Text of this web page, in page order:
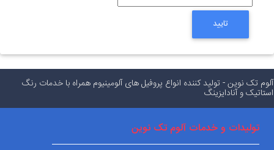
تایید
تک نوین - تولید کننده انواع پروفیل های آلومینیوم همراه با خدمات رنگ
و آنادایزینگ
تولیدات و خدمات آلوم تک نوین